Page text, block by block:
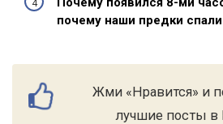
почему наши предки спали
Жми «Нравится» и
лучшие посты в